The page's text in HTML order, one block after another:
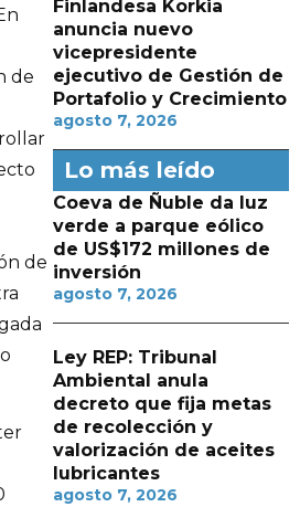
de
de
Finlandesa Korkia
anuncia nuevo
vicepresidente
ejecutivo de Gestión de
Portafolio y Crecimiento
agosto 7, 2026
Lo más leído
Coeva de Ñuble da luz
verde a parque eólico
de US$172 millones de
inversión
agosto 7, 2026
Ley REP: Tribunal
Ambiental anula
decreto que fija metas
de recolección y
valorización de aceites
lubricantes
agosto 7, 2026